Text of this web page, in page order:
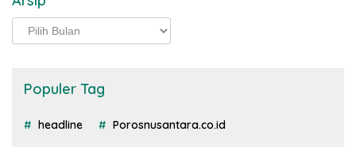
Arsip
Populer Tag
headline Porosnusantara.co.id